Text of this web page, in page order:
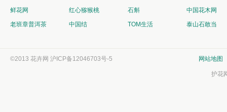
鲜花网
红心猕猴桃 石斛
中国花木网
老班章普洱茶
中国结 TOM生活 泰山石敢当
©2013 花卉网 沪ICP备12046703号-5 网站地图
护花